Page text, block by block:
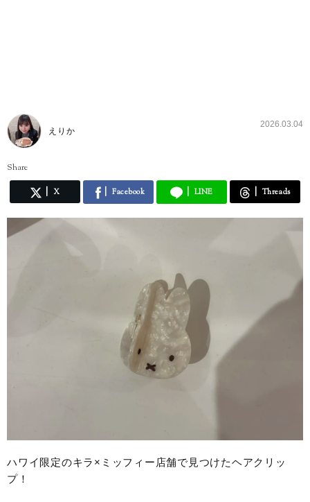
えりか
2026.03.04
Share
X Facebook LINE Threads
ハワイ限定のキラ×ミッフィー店舗で見つけたヘアクリッ
プ！